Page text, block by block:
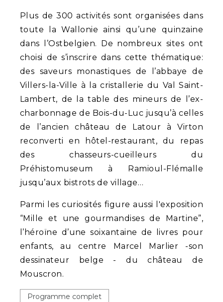
Plus de 300 activités sont organisées dans
toute la Wallonie ainsi qu’une quinzaine
dans l’Ostbelgien. De nombreux sites ont
choisi de s’inscrire dans cette thématique:
des saveurs monastiques de l’abbaye de
Villers-la-Ville à la cristallerie du Val Saint-
Lambert, de la table des mineurs de l’ex-
charbonnage de Bois-du-Luc jusqu’à celles
de l’ancien château de Latour à Virton
reconverti en hôtel-restaurant, du repas
des chasseurs-cueilleurs du
Préhistomuseum à Ramioul-Flémalle
jusqu’aux bistrots de village…
Parmi les curiosités figure aussi l'exposition
“Mille et une gourmandises de Martine”,
l’héroïne d’une soixantaine de livres pour
enfants, au centre Marcel Marlier -son
dessinateur belge - du château de
Mouscron.
Programme complet